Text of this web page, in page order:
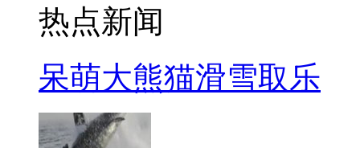
热点新闻
呆萌大熊猫滑雪取乐